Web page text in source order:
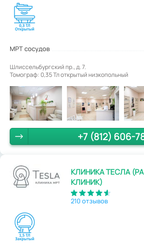
МРТ сосудов
Шлиссельбургский пр., д. 7.
Томограф: 0,35 Тл открытый низкопольный
+7 (812) 606-
КЛИНИКА ТЕСЛА
КЛИНИК)
210 отзывов